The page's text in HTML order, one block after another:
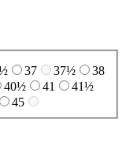
37 37½
38
40½ 41
41½
45